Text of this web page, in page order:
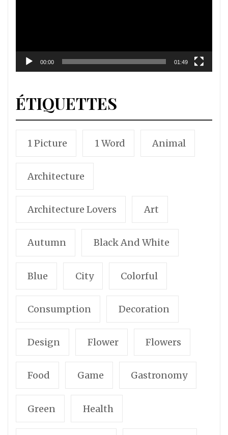
00:00 01:49
ÉTIQUETTES
1 Picture 1 Word Animal
Architecture
Architecture Lovers Art
Autumn Black And White
Blue City Colorful
Consumption Decoration
Design Flower Flowers
Food Game Gastronomy
Green Health